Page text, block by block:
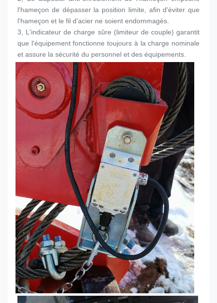
l'hameçon de dépasser la position limite, afin d'éviter que
l'hameçon et le fil d'acier ne soient endommagés.
3, L'indicateur de charge sûre (limiteur de couple) garantit
que l'équipement fonctionne toujours à la charge nominale
et assure la sécurité du personnel et des équipements.